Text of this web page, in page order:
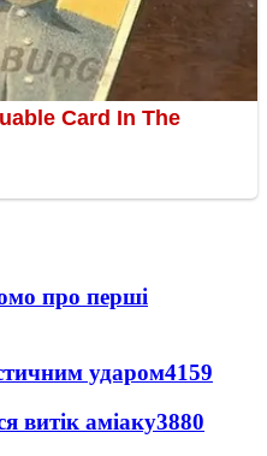
про перші
ударом4159
витік аміаку3880